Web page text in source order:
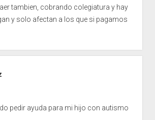
tambien, cobrando colegiatura y hay
y solo afectan a los que si pagamos
pedir ayuda para mi hijo con autismo